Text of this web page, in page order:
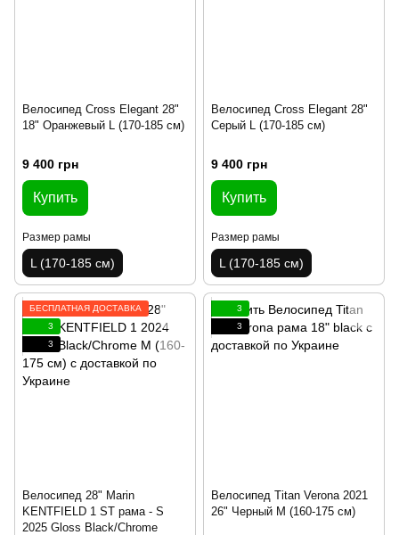
Велосипед Cross Elegant 28"
18" Оранжевый L (170-185 см)
9 400 грн
Купить
Размер рамы
L (170-185 см)
Велосипед Cross Elegant 28"
Серый L (170-185 см)
9 400 грн
Купить
Размер рамы
L (170-185 см)
БЕСПЛАТНАЯ ДОСТАВКА
3
3
Велосипед 28" Marin
KENTFIELD 1 ST рама - S
2025 Gloss Black/Chrome
3
3
Велосипед Titan Verona 2021
26" Черный M (160-175 см)